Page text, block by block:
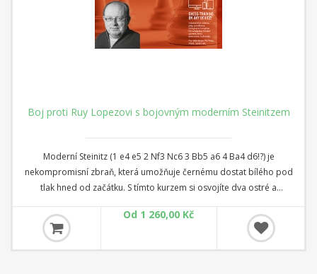
Boj proti Ruy Lopezovi s bojovným moderním Steinitzem
Moderní Steinitz (1 e4 e5 2 Nf3 Nc6 3 Bb5 a6 4 Ba4 d6!?) je
nekompromisní zbraň, která umožňuje černému dostat bílého pod
tlak hned od začátku. S tímto kurzem si osvojíte dva ostré a
rybářským prutem (5 0-0 Bg4 6 h3 h5!). Kurz nabízí dva repertoáry -
útočný a poziční, které vám umožní měnit strategie podle situace.
Útočný repertoár se vrhá přímo do agresivních útoků ve stylu
Od 1 260,00 Kč